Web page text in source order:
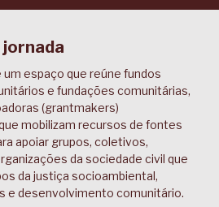
jornada
um espaço que reúne fundos
e fundações comunitárias,
(grantmakers)
mobilizam recursos de fontes
apoiar grupos, coletivos,
da sociedade civil que
da justiça socioambiental,
e desenvolvimento comunitário.